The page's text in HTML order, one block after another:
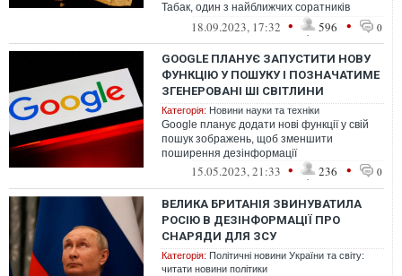
Табак, один з найближчих соратників
першого заступника керівника
18.09.2023, 17:32 • 596 • 0
GOOGLE ПЛАНУЄ ЗАПУСТИТИ НОВУ
ФУНКЦІЮ У ПОШУКУ І ПОЗНАЧАТИМЕ
ЗГЕНЕРОВАНІ ШІ СВІТЛИНИ
Категорія: Новини науки та техніки
Google планує додати нові функції у свій
пошук зображень, щоб зменшити
поширення дезінформації
15.05.2023, 21:33 • 236 • 0
ВЕЛИКА БРИТАНІЯ ЗВИНУВАТИЛА
РОСІЮ В ДЕЗІНФОРМАЦІЇ ПРО
СНАРЯДИ ДЛЯ ЗСУ
Категорія: Політичні новини України та світу:
читати новини політики